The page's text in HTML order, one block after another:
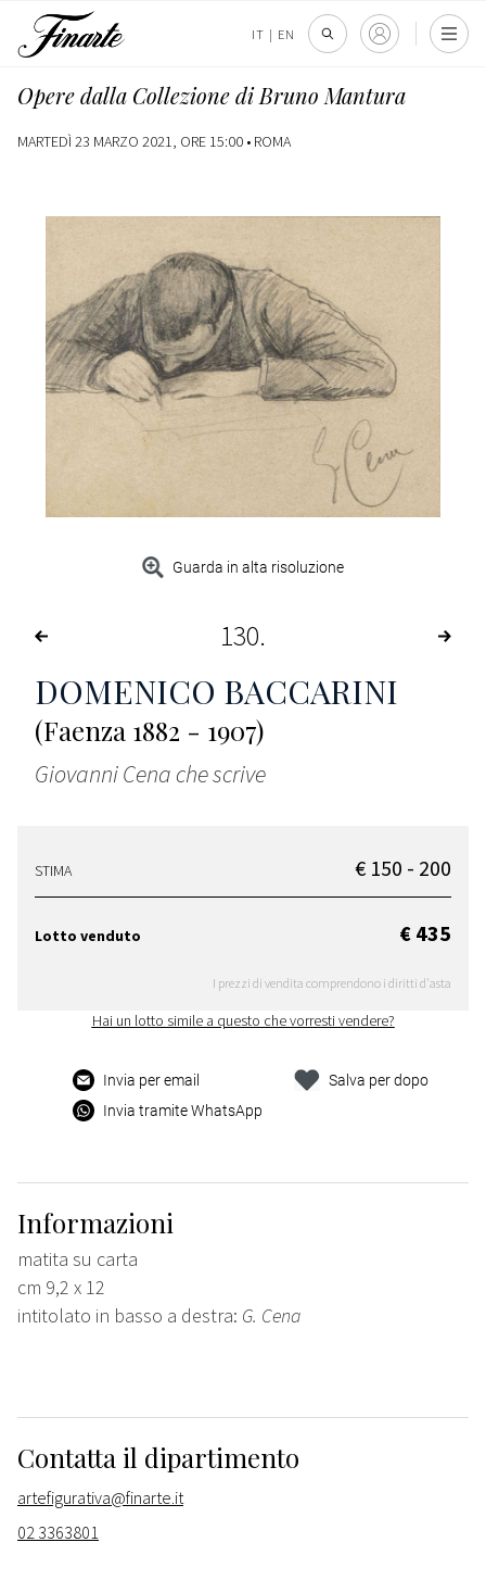
IT | EN
Opere dalla Collezione di Bruno Mantura
MARTEDÌ 23 MARZO 2021, ORE 15:00 • ROMA
Guarda in alta risoluzione
130
DOMENICO BACCARINI
(Faenza 1882 - 1907)
Giovanni Cena che scrive
STIMA € 150 - 200
Lotto venduto € 435
I prezzi di vendita comprendono i diritti d'asta
Hai un lotto simile a questo che vorresti vendere?
Invia per email
Invia tramite WhatsApp
Salva per dopo
Informazioni
matita su carta
cm 9,2 x 12
intitolato in basso a destra: G. Cena
Contatta il dipartimento
artefigurativa@finarte.it
02 3363801